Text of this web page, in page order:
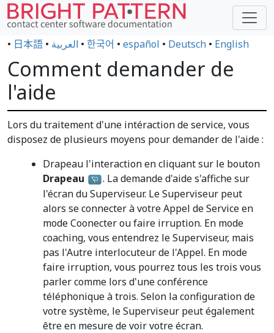
• 日本語 • العربية • 한국어 • español • Deutsch • English
Comment demander de
l'aide
Lors du traitement d'une intéraction de service, vous
disposez de plusieurs moyens pour demander de l'aide :
Drapeau l'interaction en cliquant sur le bouton
Drapeau
. La demande d'aide s'affiche sur
l'écran du Superviseur. Le Superviseur peut
alors se connecter à votre Appel de Service en
mode Coonecter ou faire irruption. En mode
coaching, vous entendrez le Superviseur, mais
pas l'Autre interlocuteur de l'Appel. En mode
faire irruption, vous pourrez tous les trois vous
parler comme lors d'une conférence
téléphonique à trois. Selon la configuration de
votre système, le Superviseur peut également
être en mesure de voir votre écran.